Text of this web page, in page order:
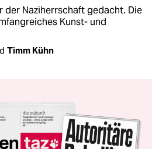
Naziherrschaft gedacht. Die
Kunst- und
Timm Kühn